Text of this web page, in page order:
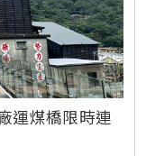
運煤橋限時連